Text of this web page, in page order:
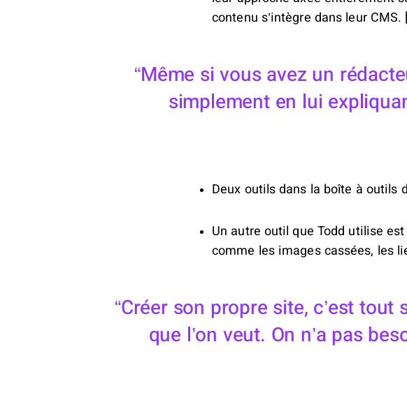
contenu s’intègre dans leur CMS.
Même si vous avez un
simplement en lui
Deux outils dans la boîte à outils
Un autre outil que Todd utilise est
comme les images cassées, les
Créer son propre site, c’est
que l’on veut. On n’a pas